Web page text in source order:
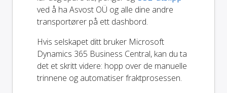
ved å ha Asvost OÜ og alle dine andre
transportører på ett dashbord.
Hvis selskapet ditt bruker Microsoft
Dynamics 365 Business Central, kan du ta
det et skritt videre: hopp over de manuelle
trinnene og automatiser fraktprosessen.